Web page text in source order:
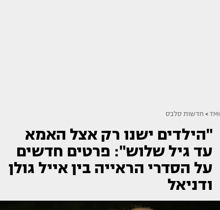
TMI
> חדשות סלבס
"הילדים ישנו רק אצל האמא
עד גיל שלוש": פרטים חדשים
על הסדרי הראייה בין אייל גולן
ודניאל